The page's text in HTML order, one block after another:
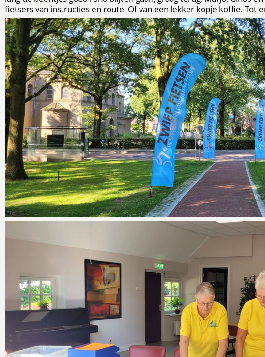
fietsers van instructies en route. Of van een lekker kopje koffie. Tot